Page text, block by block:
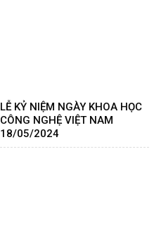
LỄ KỶ NIỆM NGÀY KHOA HỌC
CÔNG NGHỆ VIỆT NAM
18/05/2024